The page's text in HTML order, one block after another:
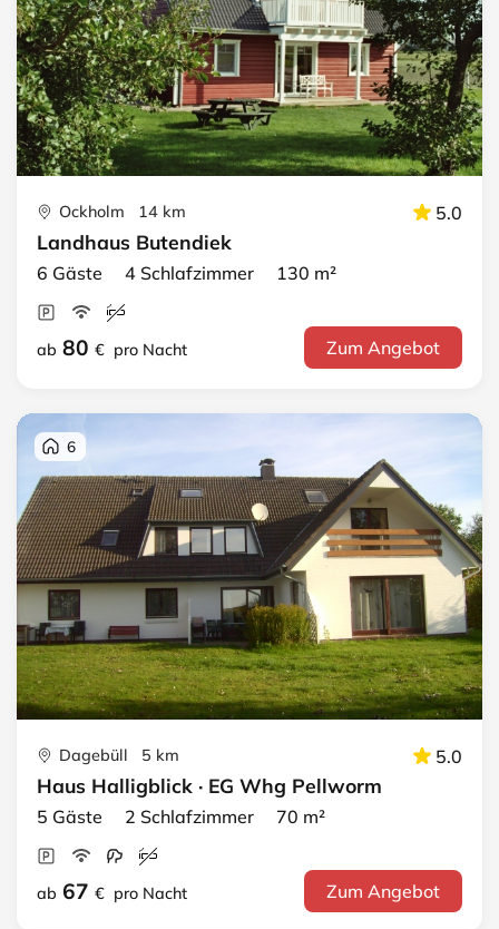
Ockholm 14 km 5.0
Landhaus Butendiek
6 Gäste 4 Schlafzimmer 130 m²
ab 80 € pro Nacht Zum Angebot
6
Dagebüll 5 km 5.0
Haus Halligblick · EG Whg Pellworm
5 Gäste 2 Schlafzimmer 70 m²
ab 67 € pro Nacht Zum Angebot